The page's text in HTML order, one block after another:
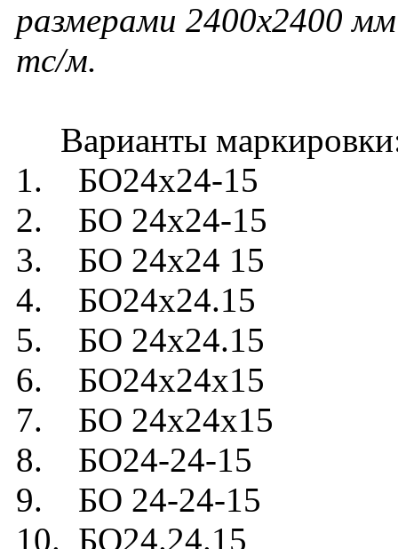
размерами 2400х2400
тс/м.
Варианты
1. БО24х24-15
2. БО 24х24-15
3. БО 24х24 15
4. БО24х24.15
5. БО 24х24.15
6. БО24х24х15
7. БО 24х24х15
8. БО24-24-15
9. БО 24-24-15
10. БО24.24.15